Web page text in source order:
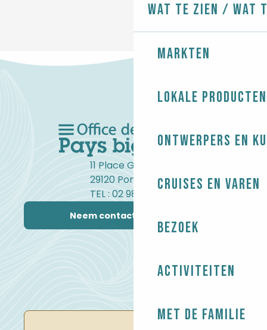
Wat te zien / Wat
Markten
Lokale producten
Ontwerpers en
Cruises en varen
Bezoek
Activiteiten
Met de familie
11 Place Gambetta
29120 Pont-l'Abbé
TEL : 02 98 82 37 99
Neem contact met ons op